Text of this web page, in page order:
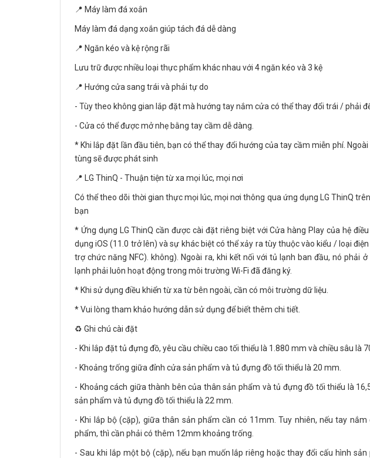
📍 Máy làm đá xoắn
Máy làm đá dạng xoắn giúp tách đá dễ dàng
📍 Ngăn kéo và kệ rộng rãi
Lưu trữ được nhiều loại thực phẩm khác nhau với 4 ngăn kéo và 3 kệ
📍 Hướng cửa sang trái và phải tự do
- Tùy theo không gian lắp đặt mà hướng tay nắm cửa có thể thay đổi trái / phải
- Cửa có thể được mở nhẹ bằng tay cầm dễ dàng.
* Khi lắp đặt lần đầu tiên, bạn có thể thay đổi hướng của tay cầm miễn phí.
tùng sẽ được phát sinh
📍 LG ThinQ - Thuận tiện từ xa mọi lúc, mọi nơi
Có thể theo dõi thời gian thực mọi lúc, mọi nơi thông qua ứng dụng LG ThinQ
bạn
* Ứng dụng LG ThinQ cần được cài đặt riêng biệt với Cửa hàng Play của hệ
dụng iOS (11.0 trở lên) và sự khác biệt có thể xảy ra tùy thuộc vào kiểu / loại
trợ chức năng NFC). không). Ngoài ra, khi kết nối với tủ lạnh ban đầu, nó phải
lạnh phải luôn hoạt động trong môi trường Wi-Fi đã đăng ký.
* Khi sử dụng điều khiển từ xa từ bên ngoài, cần có môi trường dữ liệu.
* Vui lòng tham khảo hướng dẫn sử dụng để biết thêm chi tiết.
♻️ Ghi chú cài đặt
- Khi lắp đặt tủ đựng đồ, yêu cầu chiều cao tối thiểu là 1.880 mm và chiều sâu là
- Khoảng trống giữa đỉnh cửa sản phẩm và tủ đựng đồ tối thiểu là 20 mm.
- Khoảng cách giữa thành bên của thân sản phẩm và tủ đựng đồ tối thiểu là
sản phẩm và tủ đựng đồ tối thiểu là 22 mm.
- Khi lắp bộ (cặp), giữa thân sản phẩm cần có 11mm. Tuy nhiên, nếu tay
phẩm, thì cần phải có thêm 12mm khoảng trống.
- Sau khi lắp một bộ (cặp), nếu bạn muốn lắp riêng hoặc thay đổi cấu hình